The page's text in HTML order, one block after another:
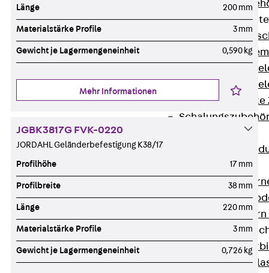
Schalrohre
Abschalelemente
Zurück
Querkraftdorn
Zurück
Länge 200 mm
Materialstärke Profile 3 mm
Gewicht je Lagermengeneinheit 0,590 kg
Mehr Informationen
JGBK3817G FVK-0220
JORDAHL Geländerbefestigung K38/17
Profilhöhe 17 mm
Profilbreite 38 mm
Länge 220 mm
Materialstärke Profile 3 mm
Gewicht je Lagermengeneinheit 0,726 kg